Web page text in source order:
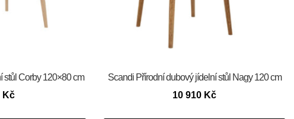
stůl Corby 120×80 cm
Kč
Scandi Přírodní dubový jídelní stůl Nagy 120 cm
10 910 Kč